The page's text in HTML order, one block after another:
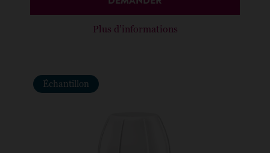
Plus d’informations
Échantillon